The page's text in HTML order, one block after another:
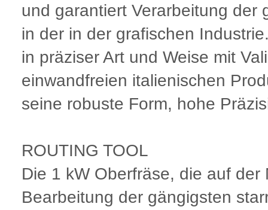
und garantiert Verarbeitung der
in der in der grafischen
in präziser Art und Weise mit
einwandfreien italienischen
seine robuste Form, hohe
ROUTING TOOL
Die 1 kW Oberfräse, die auf
Bearbeitung der gängigsten